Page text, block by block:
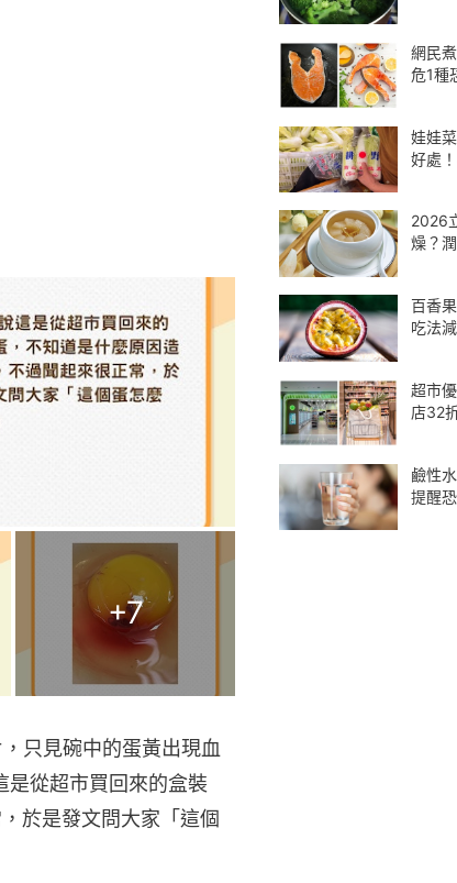
+7
只見碗中的蛋黃出現血
是從超市買回來的盒裝
於是發文問大家「這個
網民
危1種
娃娃
好處
2026
燥？
百香
吃法
超市
店32
鹼性
提醒